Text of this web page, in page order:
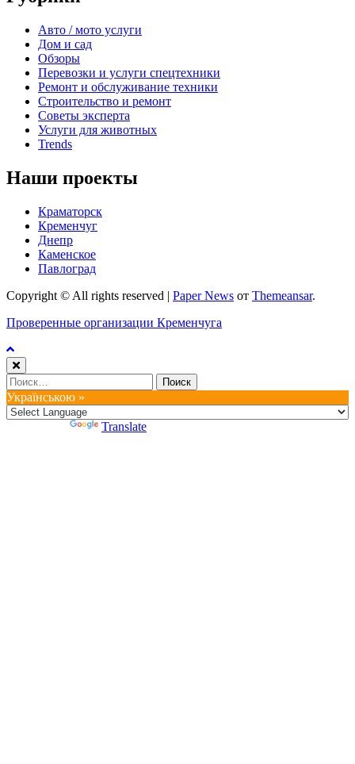
Авто / мото услуги
Дом и сад
Обзоры
Перевозки и услуги спецтехники
Ремонт и обслуживание техники
Строительство и ремонт
Советы эксперта
Услуги для животных
Trends
Наши проекты
Краматорск
Кременчуг
Днепр
Каменское
Павлоград
Copyright © All rights reserved | Paper News от Themeansar.
Проверенные организации Кременчуга
Найти:
Українською »
Translate